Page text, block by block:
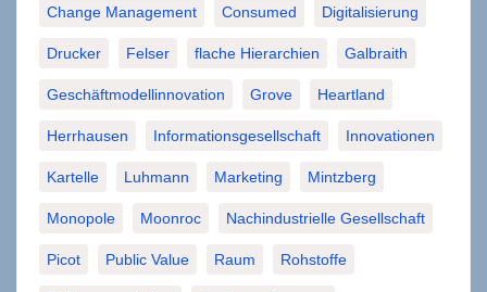
Change Management Consumed Digitalisierung
Drucker Felser flache Hierarchien Galbraith
Geschäftmodellinnovation Grove Heartland
Herrhausen Informationsgesellschaft Innovationen
Kartelle Luhmann Marketing Mintzberg
Monopole Moonroc Nachindustrielle Gesellschaft
Picot Public Value Raum Rohstoffe